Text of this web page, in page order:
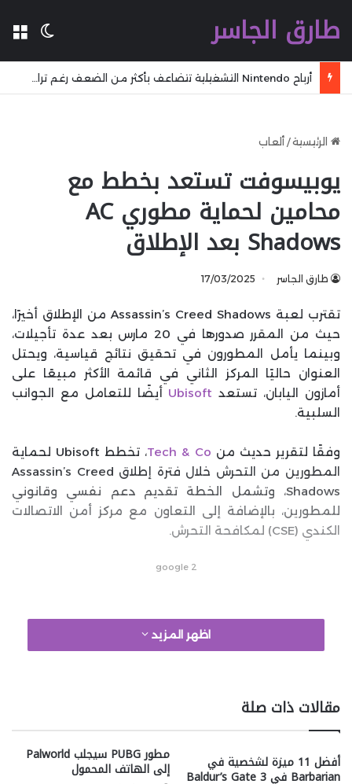
طارق الجاسر
الرئيسية/ ألعاب
يوبيسوفت تستعد بخطط مع
محامين لحماية مطوري AC
Shadows بعد الإطلاق
طارق الجاسر 17/03/2025
تقترب لعبة Assassin’s Creed Shadows من الإطلاق أخيرًا،
حيث من المقرر صدورها في 20 مارس بعد عدة تأجيلات،
وبينما يأمل المطورون في تحقيق نتائج قياسية، ويحتل
العنوان حاليًا المركز الثاني في قائمة الأكثر مبيعًا على
أمازون اليابان، تستعد Ubisoft أيضًا للتعامل مع الجوانب
السلبية.
وفقًا لتقرير حديث من Tech & Co
، تخطط Ubisoft لحماية
المطورين من التحرش خلال فترة إطلاق Assassin’s Creed
Shadows، وتشمل الخطة تقديم دعم نفسي وقانوني
للمطورين، بالإضافة إلى التعاون مع مركز أمن الاتصالات
الكندي (CSE) لمكافحة التحرش.
google 2
تأتي هذه المبادرة من كندا، حيث يوجد فريق يراقب الشبكات
ويتصرف بسرعة في حال حدوث هجوم مستهدف، وأشار
رأيناه من قبل، هذه المرة الأمر جاد”.
سيقوم مركز أمن الاتصالات الكندي (CSE) بمراقبة التغريدات
اظهر المزيد
مقالات ذات صلة
أفضل 11 ميزة لشخصية في
Barbarian في Baldur’s Gate 3
مطور PUBG سيجلب Palworld
إلى الهاتف المحمول